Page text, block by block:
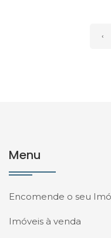
‹
Menu
Encomende o seu
Imóveis à venda